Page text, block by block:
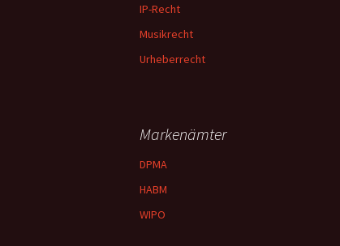
IP-Recht
Musikrecht
Urheberrecht
Markenämter
DPMA
HABM
WIPO